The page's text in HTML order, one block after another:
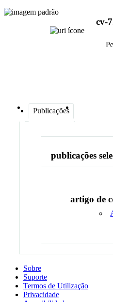
cv-
Publicações
publicações
artigo de
Sobre
Suporte
Termos de Utilização
Privacidade